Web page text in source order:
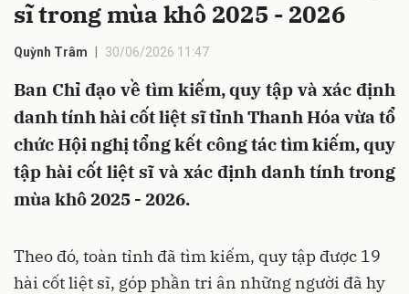
sĩ trong mùa khô 2025 - 2026
Quỳnh Trâm 30/06/2026 11:47
Ban Chỉ đạo về tìm kiếm, quy tập và xác định
danh tính hài cốt liệt sĩ tỉnh Thanh Hóa vừa tổ
chức Hội nghị tổng kết công tác tìm kiếm, quy
tập hài cốt liệt sĩ và xác định danh tính trong
mùa khô 2025 - 2026.
Theo đó, toàn tỉnh đã tìm kiếm, quy tập được 19
hài cốt liệt sĩ, góp phần tri ân những người đã hy
Hủy Gửi